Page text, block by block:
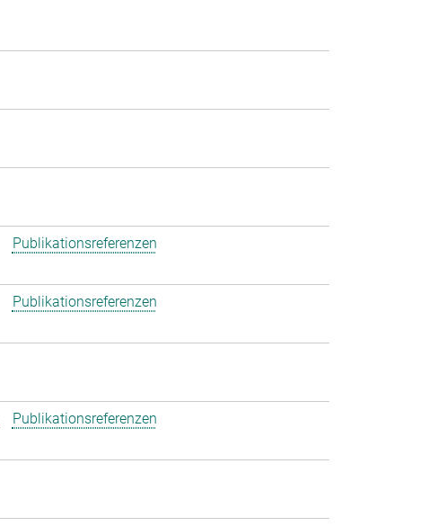
Publikationsreferenzen
Publikationsreferenzen
Publikationsreferenzen